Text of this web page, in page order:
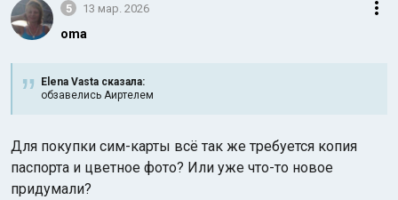
5 13 мар. 2026
oma
Elena Vasta сказалa:
обзавелись Аиртелем
Для покупки сим-карты всё так же требуется копия
паспорта и цветное фото? Или уже что-то новое
придумали?